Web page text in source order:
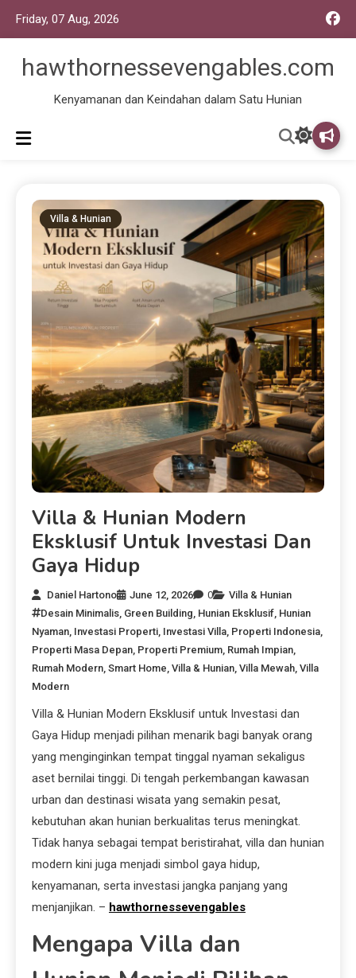
Friday, 07 Aug, 2026
hawthornessevengables.com
Kenyamanan dan Keindahan dalam Satu Hunian
Villa & Hunian
Villa & Hunian Modern
Eksklusif Untuk Investasi Dan
Gaya Hidup
Daniel Hartono June 12, 2026 0
Villa & Hunian
Desain Minimalis Green Building Hunian Eksklusif Hunian
Nyaman Investasi Properti Investasi Villa Properti Indonesia
Properti Masa Depan Properti Premium Rumah Impian
Rumah Modern Smart Home Villa & Hunian Villa Mewah Villa
Modern
Villa & Hunian Modern Eksklusif untuk Investasi dan
Gaya Hidup menjadi pilihan menarik bagi banyak orang
yang menginginkan tempat tinggal nyaman sekaligus
aset bernilai tinggi. Di tengah perkembangan kawasan
urban dan destinasi wisata yang semakin pesat,
kebutuhan akan hunian berkualitas terus meningkat.
Tidak hanya sebagai tempat beristirahat, villa dan hunian
modern kini juga menjadi simbol gaya hidup,
kenyamanan, serta investasi jangka panjang yang
menjanjikan. – hawthornessevengables
Mengapa Villa dan